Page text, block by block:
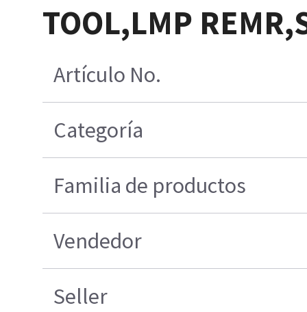
TOOL,LMP
Artículo No.
Categoría
Familia de productos
Vendedor
Seller